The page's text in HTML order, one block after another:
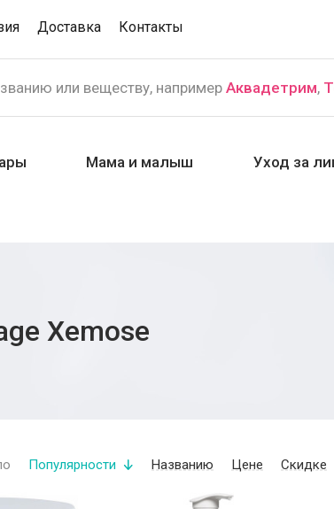
Доставка Контакты
или веществу, например Аквадетрим,
Мама и малыш Уход за
Xemose
Популярности Названию Цене Скидке